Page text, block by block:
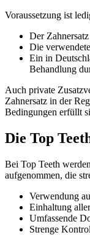
Voraussetzung ist
Der
Die
Ein in
Behandlung
Auch private
Zahnersatz in der
Bedingungen erfüllt
Die Top
Bei Top Teeth
aufgenommen, die
Verwendung
Einhaltung
Umfassende
Strenge